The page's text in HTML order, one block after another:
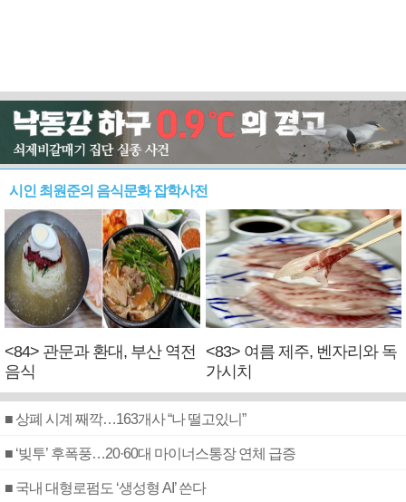
시인 최원준의 음식문화 잡학사전
<84> 관문과 환대, 부산 역전
음식
<83> 여름 제주, 벤자리와 독
가시치
■ 상폐 시계 째깍…163개사 “나 떨고있니”
■ ‘빚투’ 후폭풍…20·60대 마이너스통장 연체 급증
■ 국내 대형로펌도 ‘생성형 AI’ 쓴다